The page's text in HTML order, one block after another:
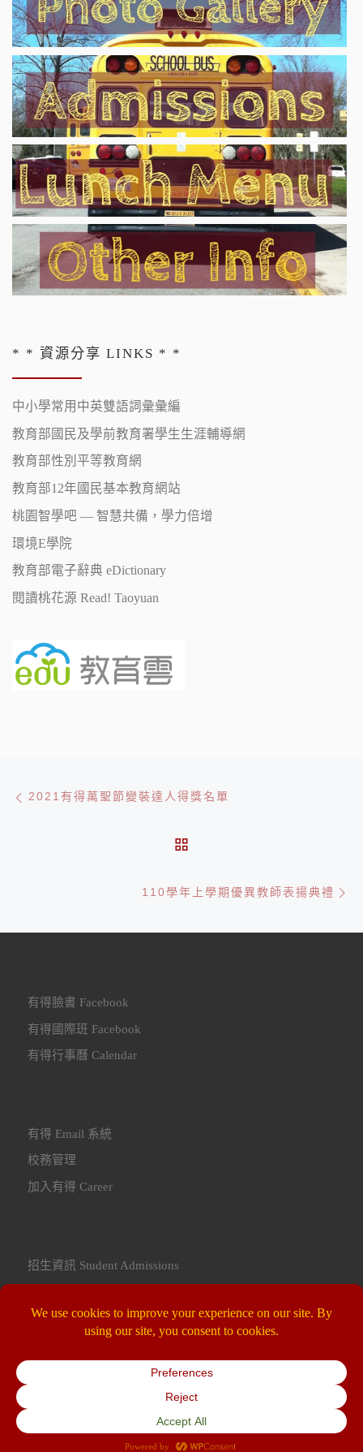
* * 資源分享 LINKS * *
中小學常用中英雙語詞彙彙編
教育部國民及學前教育署學生生涯輔導網
教育部性別平等教育網
教育部12年國民基本教育網站
桃園智學吧 — 智慧共備，學力倍增
環境E學院
教育部電子辭典 eDictionary
閱讀桃花源 Read! Taoyuan
​2021有得萬聖節變裝達人得獎名單
110學年上學期優異教師表揚典禮
有得臉書 Facebook
有得國際班 Facebook
有得行事曆 Calendar
有得 Email 系統
校務管理
加入有得 Career
招生資訊 Student Admissions
Yoder Bilingual Academy 桃園市私立有得雙語中小學
Powered byWP– Designed with theCustomizr theme